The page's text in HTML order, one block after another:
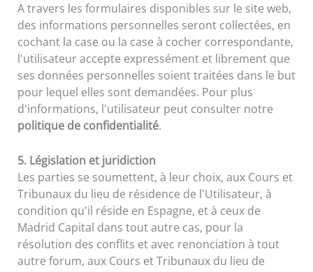
A travers les formulaires disponibles sur le site web,
des informations personnelles seront collectées, en
cochant la case ou la case à cocher correspondante,
l'utilisateur accepte expressément et librement que
ses données personnelles soient traitées dans le but
pour lequel elles sont demandées. Pour plus
d'informations, l'utilisateur peut consulter notre
politique de confidentialité.
5. Législation et juridiction
Les parties se soumettent, à leur choix, aux Cours et
Tribunaux du lieu de résidence de l'Utilisateur, à
condition qu'il réside en Espagne, et à ceux de
Madrid Capital dans tout autre cas, pour la
résolution des conflits et avec renonciation à tout
autre forum, aux Cours et Tribunaux du lieu de